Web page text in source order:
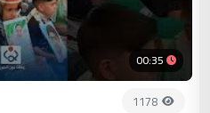
00:35
1178